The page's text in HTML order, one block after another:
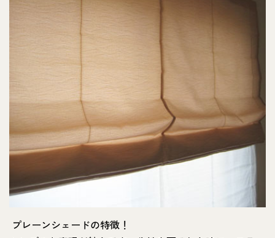
プレーンシェードの特徴！